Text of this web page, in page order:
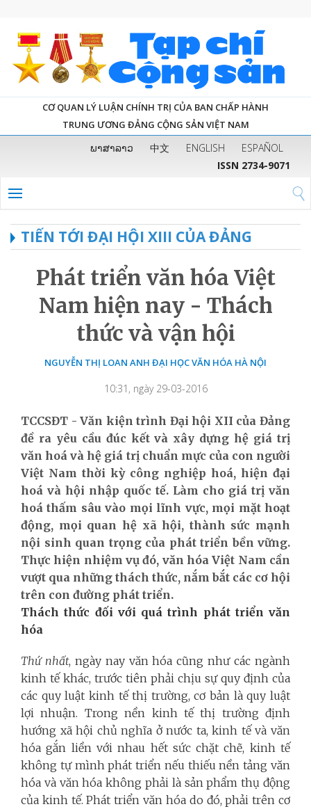
CƠ QUAN LÝ LUẬN CHÍNH TRỊ CỦA BAN CHẤP HÀNH
TRUNG ƯƠNG ĐẢNG CỘNG SẢN VIỆT NAM
ພາສາລາວ 中文 ENGLISH
ESPAÑOL
ISSN 2734-9071
TIẾN TỚI ĐẠI HỘI XIII CỦA ĐẢNG
Phát triển văn hóa Việt
Nam hiện nay - Thách
thức và vận hội
NGUYỄN THỊ LOAN ANH ĐẠI HỌC VĂN HÓA HÀ NỘI
10:31, ngày 29-03-2016
TCCSĐT - Văn kiện trình Đại hội XII của Đảng
đề ra yêu cầu đúc kết và xây dựng hệ giá trị
văn hoá và hệ giá trị chuẩn mực của con người
Việt Nam thời kỳ công nghiệp hoá, hiện đại
hoá và hội nhập quốc tế. Làm cho giá trị văn
hoá thấm sâu vào mọi lĩnh vực, mọi mặt hoạt
động, mọi quan hệ xã hội, thành sức mạnh
nội sinh quan trọng của phát triển bền vững.
Thực hiện nhiệm vụ đó, văn hóa Việt Nam cần
vượt qua những thách thức, nắm bắt các cơ hội
trên con đường phát triển.
Thách thức đối với quá trình phát triển văn
hóa
Thứ nhất, ngày nay văn hóa cũng như các ngành
kinh tế khác, trước tiên phải chịu sự quy định của
các quy luật kinh tế thị trường, cơ bản là quy luật
lợi nhuận. Trong nền kinh tế thị trường định
hướng xã hội chủ nghĩa ở nước ta, kinh tế và văn
hóa gắn liền với nhau hết sức chặt chẽ, kinh tế
không tự mình phát triển nếu thiếu nền tảng văn
hóa và văn hóa không phải là sản phẩm thụ động
của kinh tế. Phát triển văn hóa do đó, phải trên cơ